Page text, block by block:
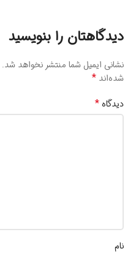
دیدگاهتان را بنویسید
نشانی ایمیل شما منتشر نخواهد شد.
شده‌اند *
دیدگاه*
نام